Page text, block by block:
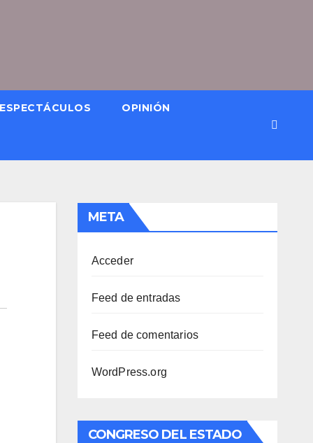
ESPECTÁCULOS OPINIÓN
META
Acceder
Feed de entradas
Feed de comentarios
WordPress.org
CONGRESO DEL ESTADO